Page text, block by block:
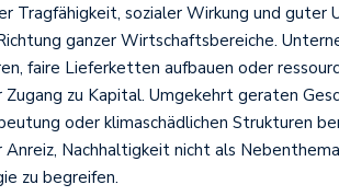
Tragfähigkeit, sozialer Wirkung und guter
ganzer Wirtschaftsbereiche.
faire Lieferketten aufbauen oder
zu Kapital. Umgekehrt geraten
oder klimaschädlichen Strukturen
Nachhaltigkeit nicht als
zu begreifen.